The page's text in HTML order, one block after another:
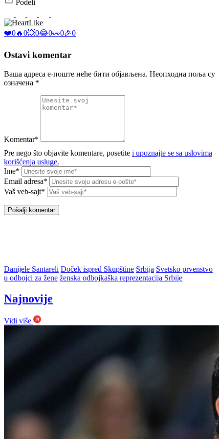
Podeli
Like
❤️0🔥0💥0😂0👀0🎉0
Ostavi komentar
Ваша адреса е-поште неће бити објављена. Неопходна поља су
означена *
Komentar*
Pre nego što objavite komentare, posetite i upoznajte se sa uslovima
korišćenja usluge.
Ime*
Email adresa*
Vaš veb-sajt*
Danijele Santareli Doček ispred Skupštine Srbija Svetsko prvenstvo
u odbojci za žene ženska odbojkaška reprezentacija Srbije
Najnovije
Vidi više